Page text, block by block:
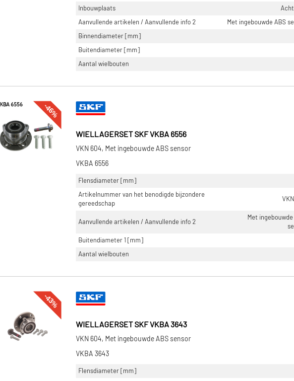
Inbouwplaats
Aanvullende artikelen / Aanvullende info 2
Met ingebouwde ABS
Binnendiameter [mm]
Buitendiameter [mm]
Aantal wielbouten
-46%
WIELLAGERSET SKF VKBA 6556
VKN 604, Met ingebouwde ABS sensor
VKBA 6556
Flensdiameter [mm]
Artikelnummer van het benodigde bijzondere
gereedschap
Aanvullende artikelen / Aanvullende info 2
Met ingebouwde
Buitendiameter 1 [mm]
Aantal wielbouten
-43%
WIELLAGERSET SKF VKBA 3643
VKN 604, Met ingebouwde ABS sensor
VKBA 3643
Flensdiameter [mm]